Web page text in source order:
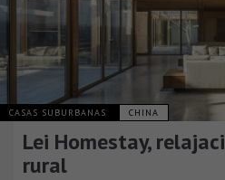
CASAS SUBURBANAS CHINA
Lei Homestay,
rural